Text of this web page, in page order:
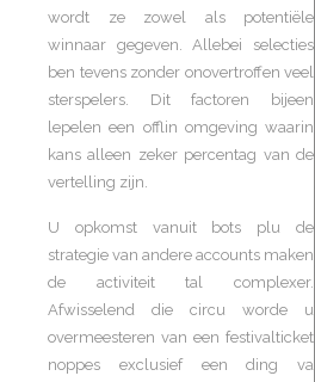
wordt ze zowel als potentiële
winnaar gegeven. Allebei selecties
ben tevens zonder onovertroffen veel
sterspelers. Dit factoren bijeen
lepelen een offlin omgeving waarin
kans alleen zeker percentag van de
vertelling zijn.
U opkomst vanuit bots plu de
strategie van andere accounts maken
de activiteit tal complexer.
Afwisselend die circu worde u
overmeesteren van een festivalticket
noppes exclusief een ding va